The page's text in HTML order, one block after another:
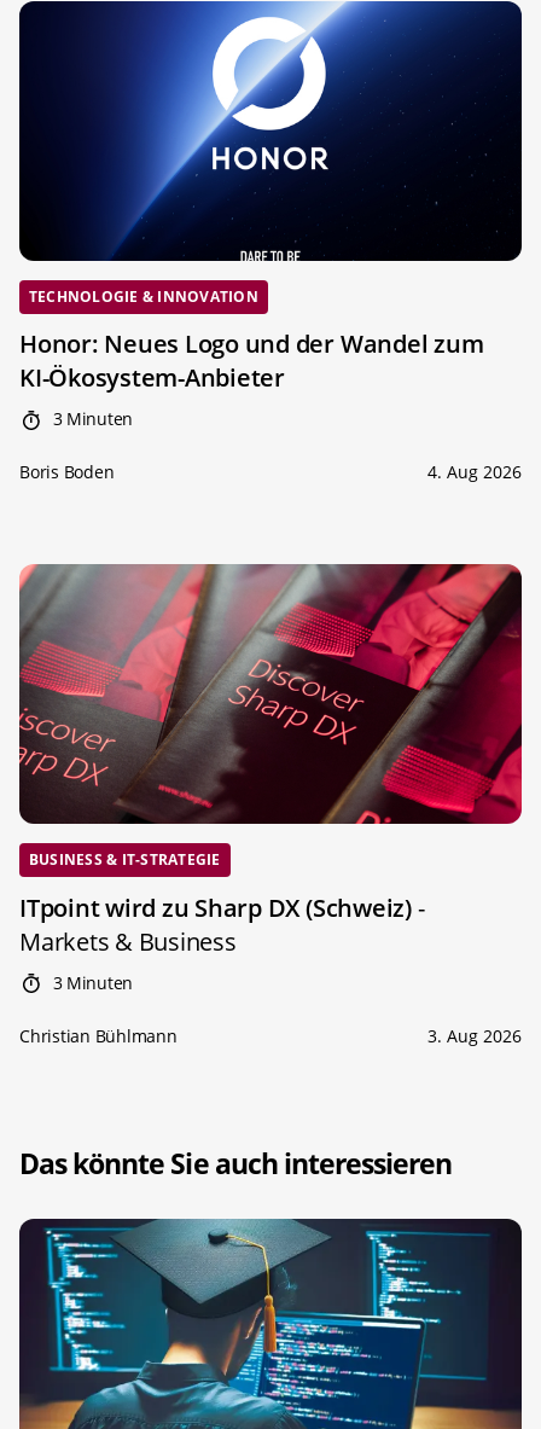
TECHNOLOGIE & INNOVATION
Honor: Neues Logo und der Wandel zum
KI-Ökosystem-Anbieter
3 Minuten
Boris Boden 4. Aug 2026
BUSINESS & IT-STRATEGIE
ITpoint wird zu Sharp DX (Schweiz)-
Markets & Business
3 Minuten
Christian Bühlmann 3. Aug 2026
Das könnte Sie auch interessieren